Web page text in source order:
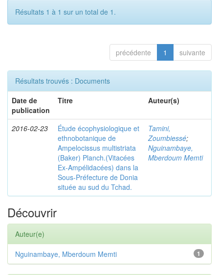
Résultats 1 à 1 sur un total de 1.
précédente 1 suivante
Résultats trouvés : Documents
Date de
publication
Titre Auteur(s)
2016-02-23
Étude écophysiologique et
ethnobotanique de
Ampelocissus multistriata
(Baker) Planch.(Vitacées
Ex-Ampélidacées) dans la
Sous-Préfecture de Donia
située au sud du Tchad.
Tamini,
Zoumbiessé;
Nguinambaye,
Mberdoum Memti
Découvrir
Auteur(e)
1
Nguinambaye, Mberdoum Memti